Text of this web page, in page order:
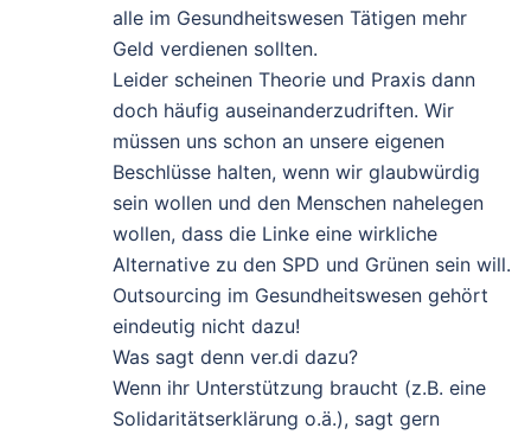
alle im Gesundheitswesen Tätigen mehr
Geld verdienen sollten.
Leider scheinen Theorie und Praxis dann
doch häufig auseinanderzudriften. Wir
müssen uns schon an unsere eigenen
Beschlüsse halten, wenn wir glaubwürdig
sein wollen und den Menschen nahelegen
wollen, dass die Linke eine wirkliche
Alternative zu den SPD und Grünen sein will.
Outsourcing im Gesundheitswesen gehört
eindeutig nicht dazu!
Was sagt denn ver.di dazu?
Wenn ihr Unterstützung braucht (z.B. eine
Solidaritätserklärung o.ä.), sagt gern